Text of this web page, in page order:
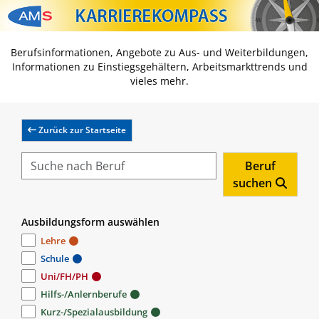
Zum Inhalt springen
Zum Navmenü springen
Zur Suche springen
Zur Footer springen
Berufsinformationen, Angebote zu Aus- und Weiterbildungen,
Informationen zu Einstiegsgehältern, Arbeitsmarkttrends und
vieles mehr.
Zurück zur Startseite
Beruf
suchen
Ausbildungsform auswählen
Lehre
Schule
Uni/FH/PH
Hilfs-/Anlernberufe
Kurz-/Spezialausbildung